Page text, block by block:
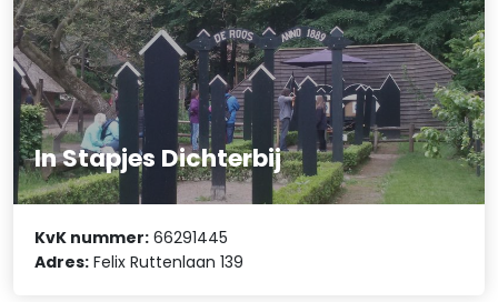
In Stapjes Dichterbij
KvK nummer: 66291445
Adres: Felix Ruttenlaan 139